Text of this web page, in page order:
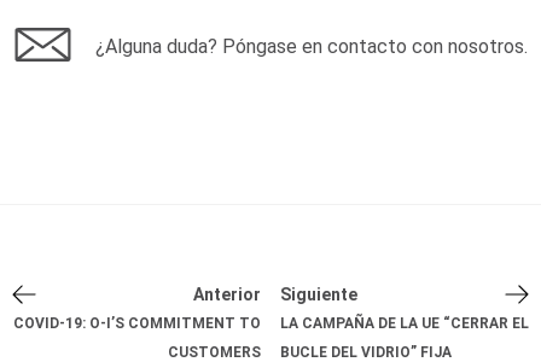
¿Alguna duda? Póngase en contacto con nosotros.
Anterior
COVID-19: O-I’S COMMITMENT TO
CUSTOMERS
Siguiente
LA CAMPAÑA DE LA UE “CERRAR EL
BUCLE DEL VIDRIO” FIJA